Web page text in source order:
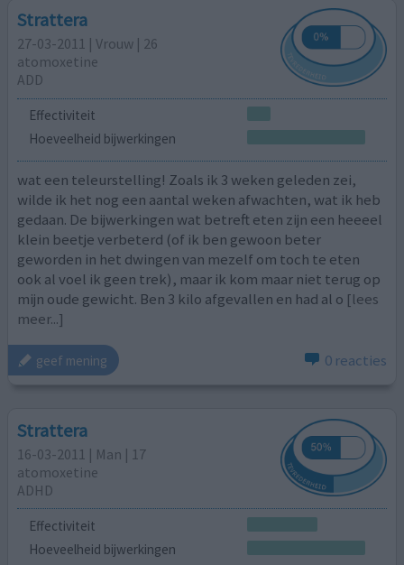
Strattera
27-03-2011 | Vrouw | 26
atomoxetine
ADD
Effectiviteit
Hoeveelheid bijwerkingen
wat een teleurstelling! Zoals ik 3 weken geleden zei,
wilde ik het nog een aantal weken afwachten, wat ik heb
gedaan. De bijwerkingen wat betreft eten zijn een heeeel
klein beetje verbeterd (of ik ben gewoon beter
geworden in het dwingen van mezelf om toch te eten
ook al voel ik geen trek), maar ik kom maar niet terug op
mijn oude gewicht. Ben 3 kilo afgevallen en had al o [lees
meer...]
geef mening 0 reacties
Strattera
16-03-2011 | Man | 17
atomoxetine
ADHD
Effectiviteit
Hoeveelheid bijwerkingen